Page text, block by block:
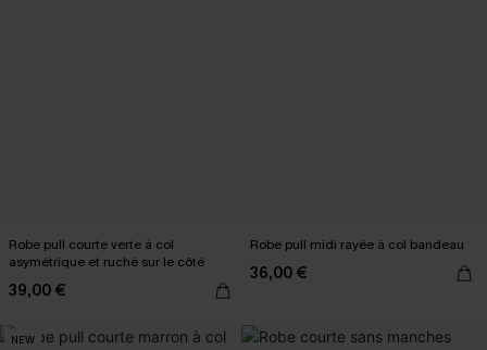
Robe pull courte verte à col
asymétrique et ruché sur le côté
39,00 €
Robe pull midi rayée à col bandeau
36,00 €
NEW